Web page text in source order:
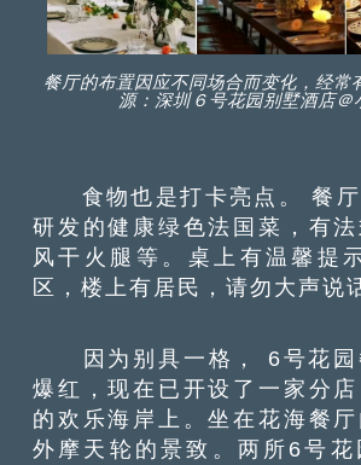
餐厅的布置因应不同场合而变化，经常
源：深圳６号花园别墅酒店＠
食物也是打卡亮点。 餐厅
研发的健康绿色法国菜，有
风干火腿等。桌上有温馨提
区，楼上有居民，请勿大声说
因为别具一格， 6号花园
爆红，现在已开设了一家分
的欢乐海岸上。坐在花海餐
外摩天轮的景致。两所6号花